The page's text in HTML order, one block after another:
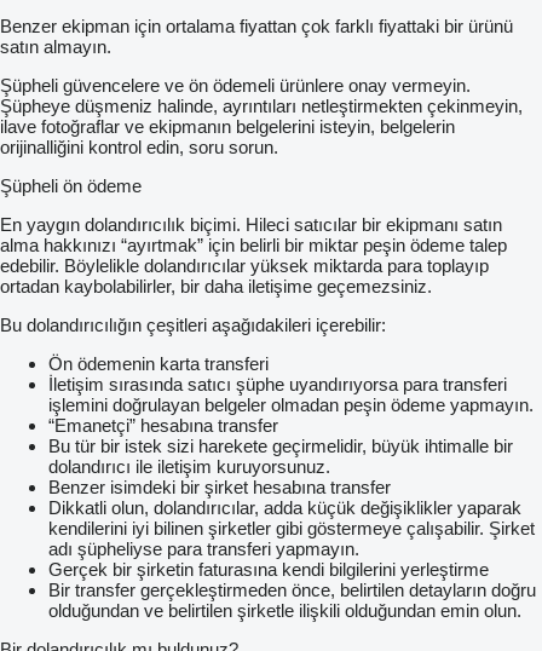
Benzer ekipman için ortalama fiyattan çok farklı fiyattaki bir ürünü
satın almayın.
Şüpheli güvencelere ve ön ödemeli ürünlere onay vermeyin.
Şüpheye düşmeniz halinde, ayrıntıları netleştirmekten çekinmeyin,
ilave fotoğraflar ve ekipmanın belgelerini isteyin, belgelerin
orijinalliğini kontrol edin, soru sorun.
Şüpheli ön ödeme
En yaygın dolandırıcılık biçimi. Hileci satıcılar bir ekipmanı satın
alma hakkınızı “ayırtmak” için belirli bir miktar peşin ödeme talep
edebilir. Böylelikle dolandırıcılar yüksek miktarda para toplayıp
ortadan kaybolabilirler, bir daha iletişime geçemezsiniz.
Bu dolandırıcılığın çeşitleri aşağıdakileri içerebilir:
Ön ödemenin karta transferi
İletişim sırasında satıcı şüphe uyandırıyorsa para transferi
işlemini doğrulayan belgeler olmadan peşin ödeme yapmayın.
“Emanetçi” hesabına transfer
Bu tür bir istek sizi harekete geçirmelidir, büyük ihtimalle bir
dolandırıcı ile iletişim kuruyorsunuz.
Benzer isimdeki bir şirket hesabına transfer
Dikkatli olun, dolandırıcılar, adda küçük değişiklikler yaparak
kendilerini iyi bilinen şirketler gibi göstermeye çalışabilir. Şirket
adı şüpheliyse para transferi yapmayın.
Gerçek bir şirketin faturasına kendi bilgilerini yerleştirme
Bir transfer gerçekleştirmeden önce, belirtilen detayların doğru
olduğundan ve belirtilen şirketle ilişkili olduğundan emin olun.